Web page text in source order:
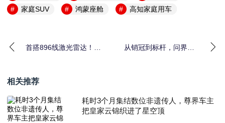
家庭SUV
鸿蒙座舱 高知家庭用车
首搭896线激光雷达！尊
从销冠到标杆，问界M8
相关推荐
耗时3个月集结数位非遗传人，尊界车主
把皇家云锦织进了星空顶